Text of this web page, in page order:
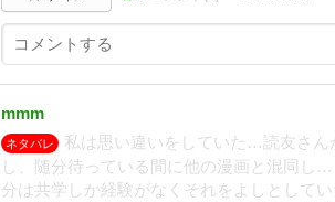
mmm
ネタバレ
私は思い違いをしていた…読友さん
し、随分待っている間に他の漫画と混同し
分は共学しか経験がなくそれをよしとして